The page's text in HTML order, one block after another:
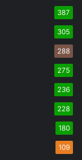
387
305
288
275
236
228
180
109